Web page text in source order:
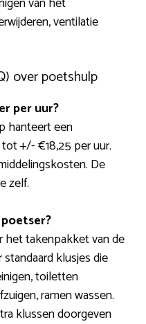
ventilatie
over poetshulp
per uur?
hanteert een
+/- €18,25 per uur.
De
zelf.
het takenpakket van de
klusjes die
toiletten
ramen wassen.
klussen doorgeven